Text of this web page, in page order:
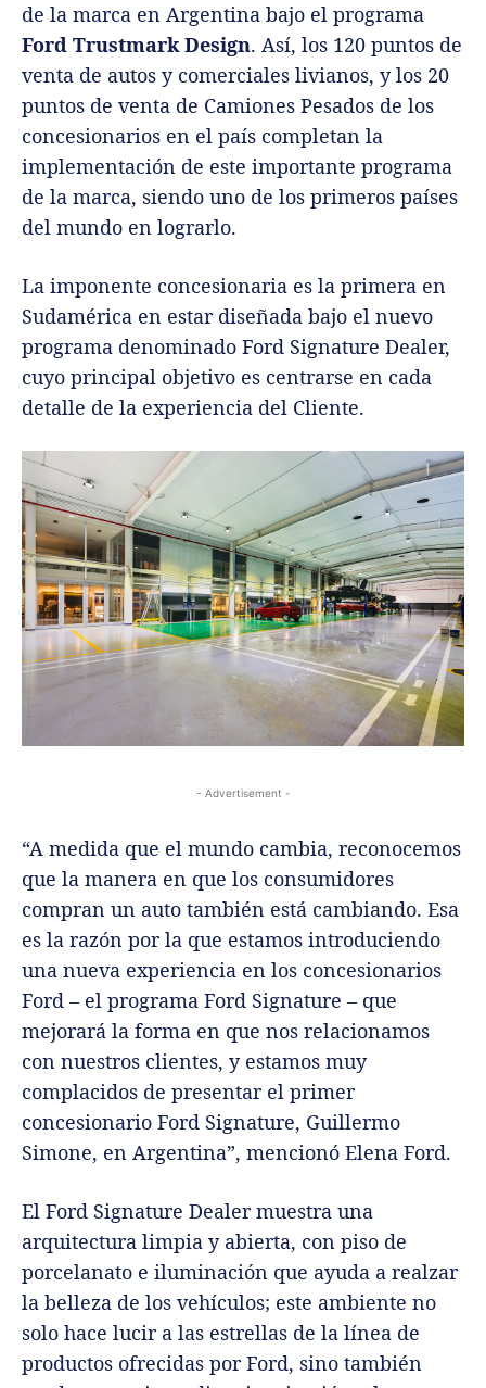
de la marca en Argentina bajo el programa
Ford Trustmark Design. Así, los 120 puntos de
venta de autos y comerciales livianos, y los 20
puntos de venta de Camiones Pesados de los
concesionarios en el país completan la
implementación de este importante programa
de la marca, siendo uno de los primeros países
del mundo en lograrlo.
La imponente concesionaria es la primera en
Sudamérica en estar diseñada bajo el nuevo
programa denominado Ford Signature Dealer,
cuyo principal objetivo es centrarse en cada
detalle de la experiencia del Cliente.
- Advertisement -
“A medida que el mundo cambia, reconocemos
que la manera en que los consumidores
compran un auto también está cambiando. Esa
es la razón por la que estamos introduciendo
una nueva experiencia en los concesionarios
Ford – el programa Ford Signature – que
mejorará la forma en que nos relacionamos
con nuestros clientes, y estamos muy
complacidos de presentar el primer
concesionario Ford Signature, Guillermo
Simone, en Argentina”, mencionó Elena Ford.
El Ford Signature Dealer muestra una
arquitectura limpia y abierta, con piso de
porcelanato e iluminación que ayuda a realzar
la belleza de los vehículos; este ambiente no
solo hace lucir a las estrellas de la línea de
productos ofrecidas por Ford, sino también